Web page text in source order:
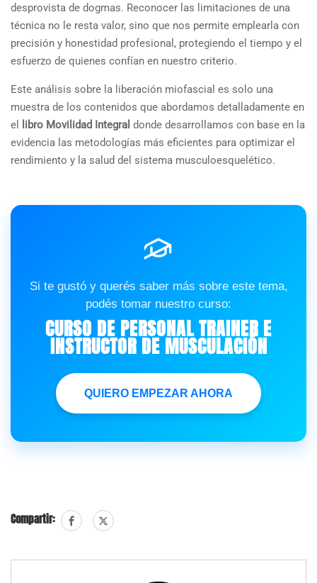
desprovista de dogmas. Reconocer las limitaciones de una
técnica no le resta valor, sino que nos permite emplearla con
precisión y honestidad profesional, protegiendo el tiempo y el
esfuerzo de quienes confían en nuestro criterio.
Este análisis sobre la liberación miofascial es solo una
muestra de los contenidos que abordamos detalladamente en
el
libro Movilidad Integral donde desarrollamos con base en la
evidencia las metodologías más eficientes para optimizar el
rendimiento y la salud del sistema musculoesquelético.
Si te gustó y querés saber más sobre este tema,
podés tomar nuestro curso:
CURSO DE PERSONAL TRAINER E
INSTRUCTOR DE MUSCULACIÓN
QUIERO EMPEZAR AHORA
Compartir: